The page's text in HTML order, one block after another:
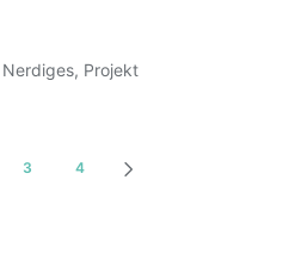
Nerdiges, Projekt
3 4